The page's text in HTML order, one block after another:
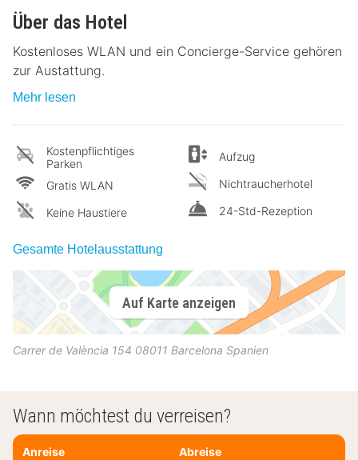
Über das Hotel
Kostenloses WLAN und ein Concierge-Service gehören
zur Austattung.
Mehr lesen
Kostenpflichtiges
Parken
Gratis WLAN
Keine Haustiere
Aufzug
Nichtraucherhotel
24-Std-Rezeption
Gesamte Hotelausstattung
Auf Karte anzeigen
Carrer de València 154 08011 Barcelona Spanien
Wann möchtest du verreisen?
Anreise Abreise